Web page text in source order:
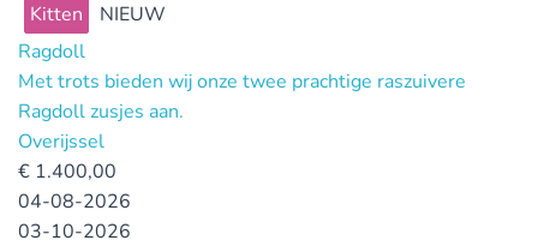
Kitten
NIEUW
Ragdoll
Met trots bieden wij onze twee prachtige raszuivere
Ragdoll zusjes aan.
Overijssel
€ 1.400,00
04-08-2026
03-10-2026